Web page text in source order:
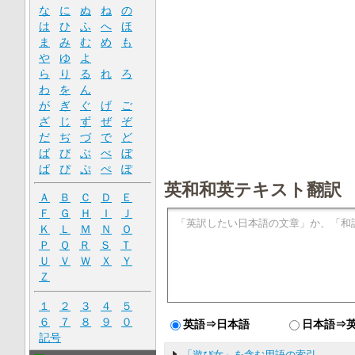
英和和英テキスト翻訳
英語⇒日本語 日本語⇒
な
に ぬ ね
の
は
ひ ふ へ
ほ
ま
み む め
も
や
ゆ
よ
ら
り る れ
ろ
わ
を
ん
が
ぎ ぐ げ
ご
ざ
じ ず ぜ
ぞ
だ
ぢ づ で
ど
ば
び ぶ べ
ぼ
ぱ
ぴ ぷ ぺ ぽ
Ａ Ｂ Ｃ Ｄ
Ｅ
Ｆ
Ｇ Ｈ Ｉ
Ｊ
Ｋ
Ｌ Ｍ Ｎ
Ｏ
Ｐ
Ｑ Ｒ Ｓ
Ｔ
Ｕ
Ｖ Ｗ Ｘ
Ｙ
Ｚ
１ ２ ３ ４
５
６
７ ８ ９
０
記号